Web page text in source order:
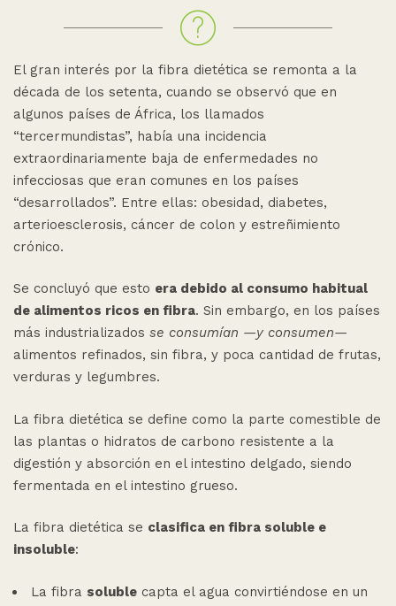
El gran interés por la fibra dietética se remonta a la
década de los setenta, cuando se observó que en
algunos países de África, los llamados
“tercermundistas”, había una incidencia
extraordinariamente baja de enfermedades no
infecciosas que eran comunes en los países
“desarrollados”. Entre ellas: obesidad, diabetes,
arterioesclerosis, cáncer de colon y estreñimiento
crónico.
Se concluyó que esto era debido al consumo habitual
de alimentos ricos en fibra. Sin embargo, en los países
más industrializados se consumían —y consumen—
alimentos refinados, sin fibra, y poca cantidad de frutas,
verduras y legumbres.
La fibra dietética se define como la parte comestible de
las plantas o hidratos de carbono resistente a la
digestión y absorción en el intestino delgado, siendo
fermentada en el intestino grueso.
La fibra dietética se clasifica en fibra soluble e
insoluble:
La fibra soluble capta el agua convirtiéndose en un